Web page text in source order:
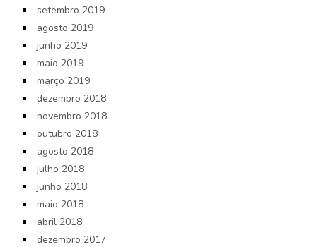
setembro 2019
agosto 2019
junho 2019
maio 2019
março 2019
dezembro 2018
novembro 2018
outubro 2018
agosto 2018
julho 2018
junho 2018
maio 2018
abril 2018
dezembro 2017